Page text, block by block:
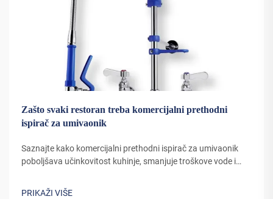
Zašto svaki restoran treba komercijalni prethodni
ispirač za umivaonik
Saznajte kako komercijalni prethodni ispirač za umivaonik
poboljšava učinkovitost kuhinje, smanjuje troškove vode i
restorana oslanja na ovaj ključni alat. Pogledajte stvarne
PRIKAŽI VIŠE